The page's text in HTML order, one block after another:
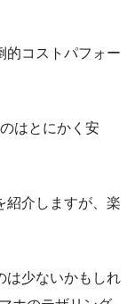
的コストパフォー
はとにかく安
紹介しますが、楽
は少ないかもしれ